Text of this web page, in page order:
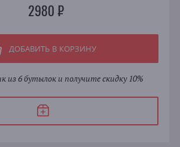
2980 ₽
ДОБАВИТЬ В КОРЗИНУ
из 6 бутылок и получите скидку 10%